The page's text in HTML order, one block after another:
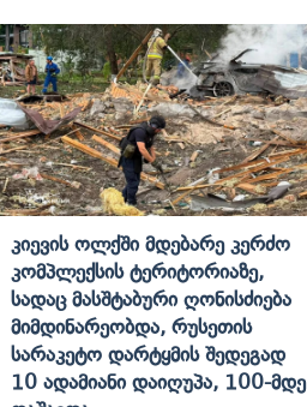
Კიევის Ოლქში Მდებარე Კერძო
Კომპლექსის Ტერიტორიაზე,
Სადაც Მასშტაბური Ღონისძიება
Მიმდინარეობდა, Რუსეთის
Სარაკეტო Დარტყმის Შედეგად
10 Ადამიანი Დაიღუპა, 100-Მდე